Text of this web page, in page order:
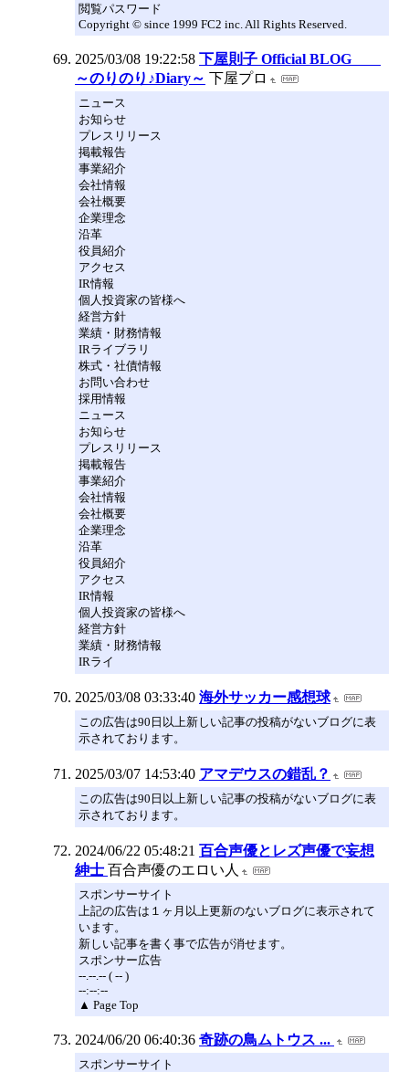
閲覧パスワード
Copyright © since 1999 FC2 inc. All Rights Reserved.
2025/03/08 19:22:58 下屋則子 Official BLOG
～のりのり♪Diary～ 下屋プロ
ニュース
お知らせ
プレスリリース
掲載報告
事業紹介
会社情報
会社概要
企業理念
沿革
役員紹介
アクセス
IR情報
個人投資家の皆様へ
経営方針
業績・財務情報
IRライブラリ
株式・社債情報
お問い合わせ
採用情報
ニュース
お知らせ
プレスリリース
掲載報告
事業紹介
会社情報
会社概要
企業理念
沿革
役員紹介
アクセス
IR情報
個人投資家の皆様へ
経営方針
業績・財務情報
IRライ
2025/03/08 03:33:40 海外サッカー感想球
この広告は90日以上新しい記事の投稿がないブログに表
示されております。
2025/03/07 14:53:40 アマデウスの錯乱？
この広告は90日以上新しい記事の投稿がないブログに表
示されております。
2024/06/22 05:48:21 百合声優とレズ声優で妄想
紳士 百合声優のエロい人
スポンサーサイト
上記の広告は１ヶ月以上更新のないブログに表示されて
います。
新しい記事を書く事で広告が消せます。
スポンサー広告
--.--.-- ( -- )
--:--:--
▲ Page Top
2024/06/20 06:40:36 奇跡の鳥ムトウス ...
スポンサーサイト